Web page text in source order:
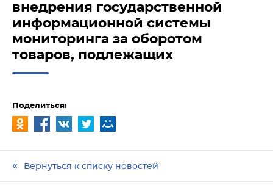
внедрения государственной
информационной системы
мониторинга за оборотом
товаров, подлежащих
Поделиться:
Вернуться к списку новостей